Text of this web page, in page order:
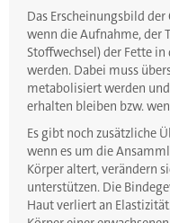
Das Erscheinungsbild
wenn die Aufnahme, der
Stoffwechsel) der Fette
werden. Dabei muss
metabolisiert werden
erhalten bleiben bzw.
Es gibt noch zusätzliche
wenn es um die
Körper altert, verändern
unterstützen. Die
Haut verliert an